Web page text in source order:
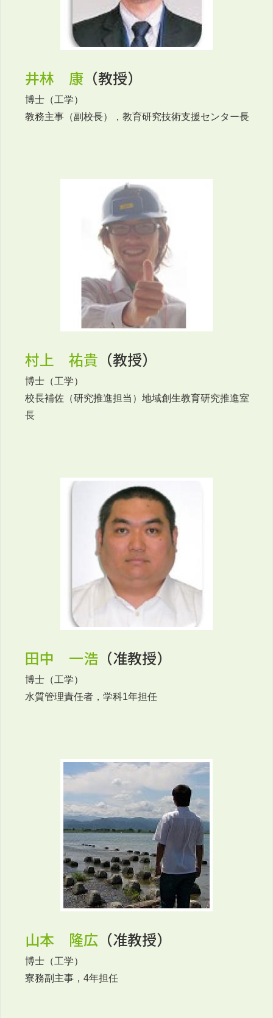
井林 康 （教授）
博士（工学）
教務主事（副校長），教育研究技術支援センター長
村上 祐貴 （教授）
博士（工学）
校長補佐（研究推進担当）地域創生教育研究推進室
長
田中 一浩 （准教授）
博士（工学）
水質管理責任者，学科1年担任
山本 隆広 （准教授）
博士（工学）
寮務副主事，4年担任